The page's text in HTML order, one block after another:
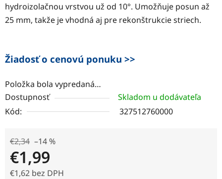
hydroizolačnou vrstvou už od 10°. Umožňuje posun až
25 mm, takže je vhodná aj pre rekonštrukcie striech.
Žiadosť o cenovú ponuku >>
Položka bola vypredaná…
Dostupnosť
Skladom u dodávateľa
Kód:
327512760000
€2,34 –14 %
€1,99
€1,62 bez DPH